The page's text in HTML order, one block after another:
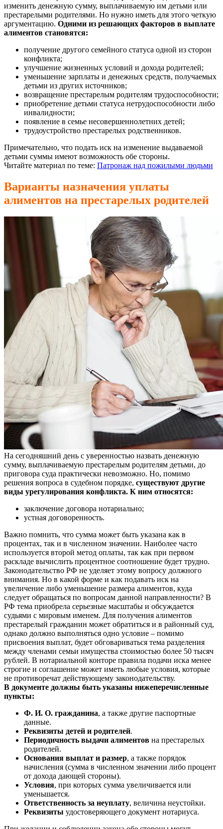
изменить денежную сумму, выплачиваемую им детьми или
престарелыми родителями. Но нужно иметь для этого четкую
аргументацию. Одними из решающих факторов в выплате
алиментов становятся:
получение другого семейного статуса одной из сторон
конфликта;
улучшение жизненных условий и дохода родителей;
уменьшение зарплаты и денежных средств, получаемых
детьми из других источников;
возвращение престарелым родителям трудоспособности;
приобретение детьми статуса нетрудоспособности либо
инвалидности;
появление в семье несовершеннолетних детей;
трудоустройство престарелых родственников.
Примечательно, что подать иск на изменение выдаваемой
детьми суммы имеют возможность обе стороны.
Читайте материал по теме: Патронаж над пожилыми людьми
Варианты назначения уплаты
алиментов на престарелых родителей
На сегодняшний день с уверенностью назвать денежную
сумму, выплачиваемую престарелым родителям детьми, до
приговора суда практически невозможно. Но, помимо
решения вопроса в судебном порядке, существуют другие
виды урегулирования конфликта. К ним относятся:
заключение договора нотариально;
устная договоренность.
Важно помнить, что сумма может быть указана как в
процентах, так и в численном значении. Наиболее часто
используется второй метод оплаты, так как при первом
раскладе вычислить процентное соотношение будет трудно.
Законодательство РФ не уделяет этому вопросу должного
внимания. Но в какой форме и как подавать иск на
увеличение либо уменьшение размера алиментов, куда
следует обращаться по вопросам данной направленности? В
РФ тема приобрела серьезные масштабы и обсуждается
судьями с мировым именем. Для получения алиментов
престарелый гражданин может обратиться и в районный суд,
однако должно выполняться одно условие – помимо
присвоения выплат, будет обговариваться тема разделения
между членами семьи имущества стоимостью более 50 тысяч
рублей. В нотариальной конторе правила подачи иска менее
строгие и соглашение может иметь любые условия, которые
не противоречат действующему законодательству.
В документе должны быть указаны нижеперечисленные
пункты:
Ф. И. О. гражданина, а также другие паспортные
данные.
Реквизиты детей и родителей.
Периодичность выдачи алиментов на престарелых
родителей.
Основания выплат и размер, а также порядок
начисления (сумма в численном значении либо процент
от дохода дающей стороны).
Условия, при которых сумма увеличивается или
уменьшается.
Ответственность за неуплату, величина неустойки.
Реквизиты удостоверяющего документ нотариуса.